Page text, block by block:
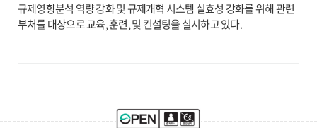
규제영향분석 역량 강화 및 규제개혁 시스템 실효성 강화를 위해 관련
부처를 대상으로 교육, 훈련, 및 컨설팅을 실시하고 있다.